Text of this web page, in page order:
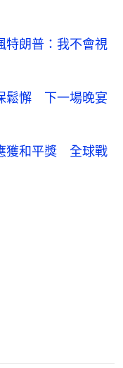
朗普：我不會視
鬆懈 下一場晚宴
獲和平獎 全球戰